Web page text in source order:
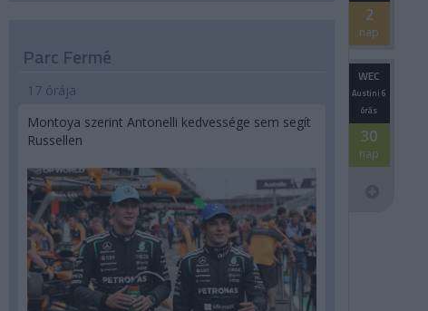
2
nap
WEC
Austini 6
órás
30
nap
Parc Fermé
17 órája
Montoya szerint Antonelli kedvessége sem segít
Russellen